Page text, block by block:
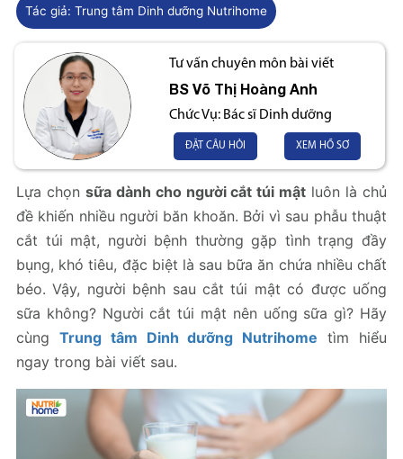
Tác giả: Trung tâm Dinh dưỡng Nutrihome
Tư vấn chuyên môn bài viết
BS Võ Thị Hoàng Anh
Chức Vụ: Bác sĩ Dinh dưỡng
ĐẶT CÂU HỎI XEM HỒ SƠ
Lựa chọn sữa dành cho người cắt túi mật luôn là chủ
đề khiến nhiều người băn khoăn. Bởi vì sau phẫu thuật
cắt túi mật, người bệnh thường gặp tình trạng đầy
bụng, khó tiêu, đặc biệt là sau bữa ăn chứa nhiều chất
béo. Vậy, người bệnh sau cắt túi mật có được uống
sữa không? Người cắt túi mật nên uống sữa gì? Hãy
cùng Trung tâm Dinh dưỡng Nutrihome tìm hiểu
ngay trong bài viết sau.